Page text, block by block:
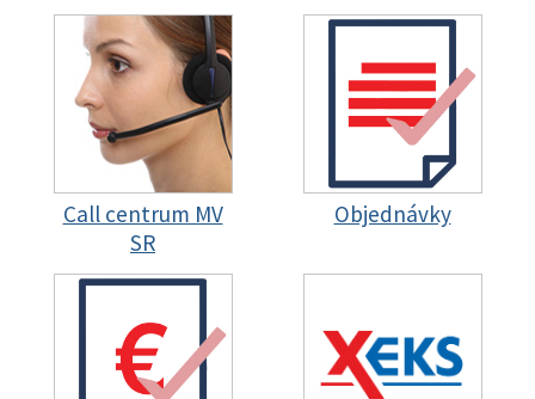
Call centrum MV
SR
Objednávky